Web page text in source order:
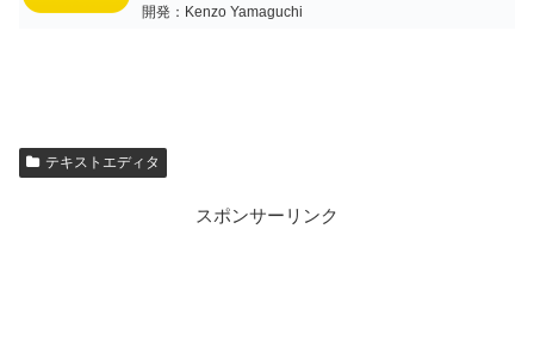
開発：Kenzo Yamaguchi
テキストエディタ
スポンサーリンク